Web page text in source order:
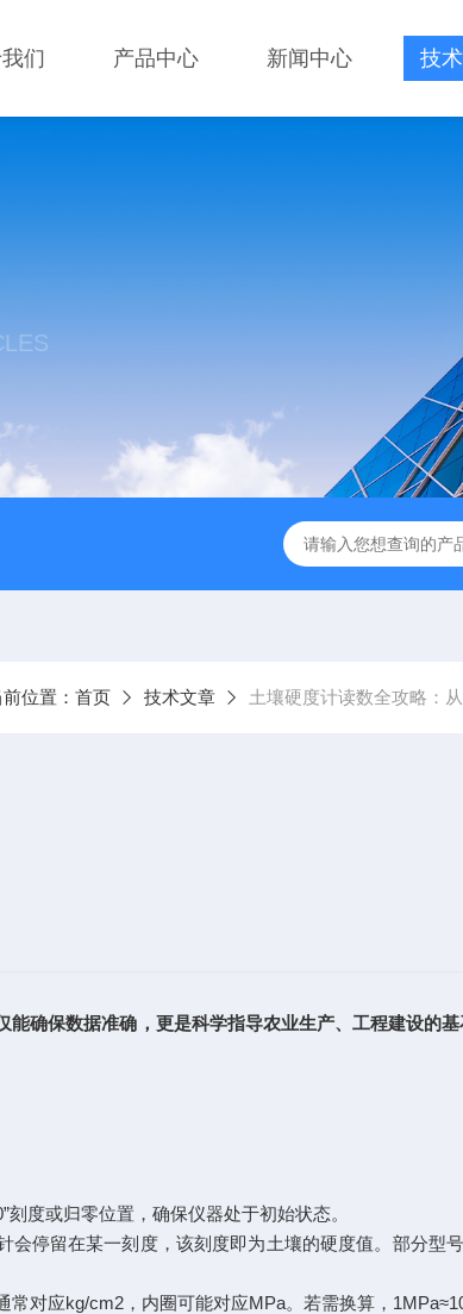
们 产品中心 新闻中心 技
个人剂量声级计 倍频程声级计 DB30-6226F
位置： 首页 技术文章 土壤硬度计读数全攻略：
确保数据准确，更是科学指导农业生产、工程建设的
度或归零位置，确保仪器处于初始状态。
留在某一刻度，该刻度即为土壤的硬度值。部分型号
应kg/cm2，内圈可能对应MPa。若需换算，